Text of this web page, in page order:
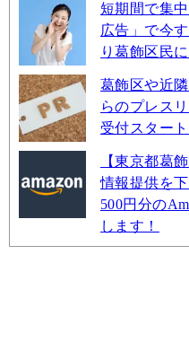
短期間で集
広告」で今
り葛飾区民
葛飾区や近
らのプレス
受付スタート
【東京都葛
情報提供を
500円分の
します！